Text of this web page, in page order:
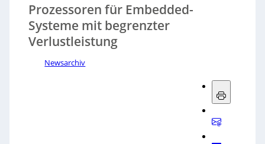
Prozessoren für Embedded-
Systeme mit begrenzter
Verlustleistung
Newsarchiv